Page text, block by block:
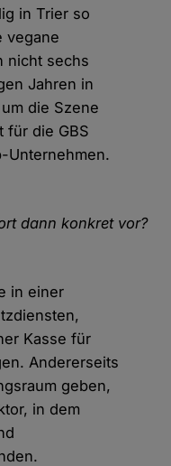
in Trier so
vegane
nicht sechs
Jahren in
die Szene
für die GBS
Unternehmen.
dann konkret vor?
in einer
Kasse für
Andererseits
geben,
in dem